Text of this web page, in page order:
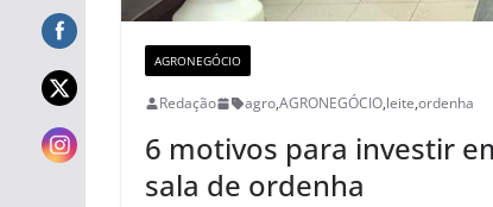
AGRONEGÓCIO
Redação agro,AGRONEGÓCIO,leite,ordenha
6 motivos para investir
sala de ordenha